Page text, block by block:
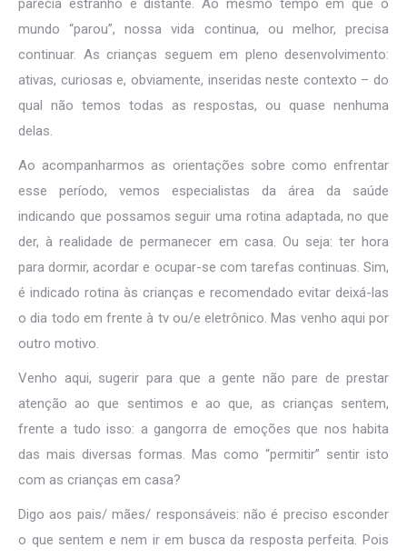
parecia estranho e distante. Ao mesmo tempo em que o
mundo “parou”, nossa vida continua, ou melhor, precisa
continuar. As crianças seguem em pleno desenvolvimento:
ativas, curiosas e, obviamente, inseridas neste contexto – do
qual não temos todas as respostas, ou quase nenhuma
delas.
Ao acompanharmos as orientações sobre como enfrentar
esse período, vemos especialistas da área da saúde
indicando que possamos seguir uma rotina adaptada, no que
der, à realidade de permanecer em casa. Ou seja: ter hora
para dormir, acordar e ocupar-se com tarefas continuas. Sim,
é indicado rotina às crianças e recomendado evitar deixá-las
o dia todo em frente à tv ou/e eletrônico. Mas venho aqui por
outro motivo.
Venho aqui, sugerir para que a gente não pare de prestar
atenção ao que sentimos e ao que, as crianças sentem,
frente a tudo isso: a gangorra de emoções que nos habita
das mais diversas formas. Mas como “permitir” sentir isto
com as crianças em casa?
Digo aos pais/ mães/ responsáveis: não é preciso esconder
o que sentem e nem ir em busca da resposta perfeita. Pois